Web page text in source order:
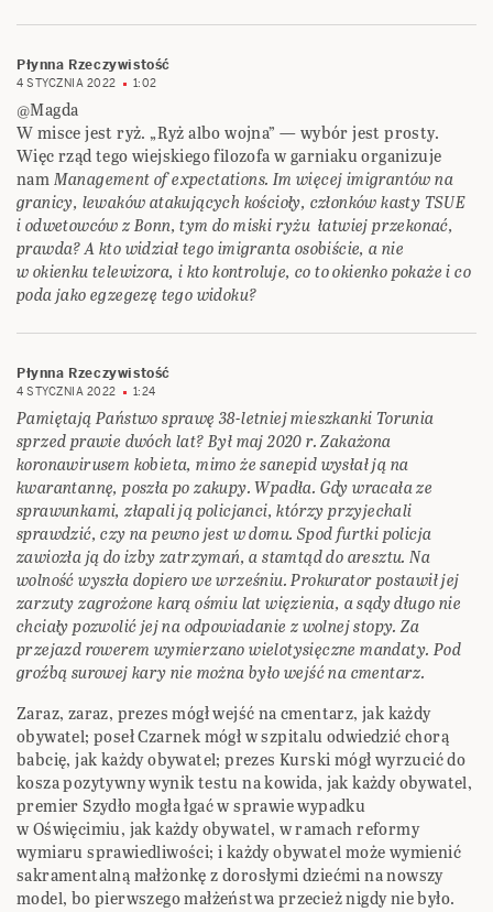
Płynna Rzeczywistość
4 STYCZNIA 2022 1:02
@Magda
W misce jest ryż. „Ryż albo wojna” — wybór jest prosty.
Więc rząd tego wiejskiego filozofa w garniaku organizuje
namManagement of expectations. Im więcej imigrantów na
granicy, lewaków atakujących kościoły, członków kasty TSUE
i odwetowców z Bonn, tym do miski ryżu łatwiej przekonać,
prawda? A kto widział tego imigranta osobiście, a nie
w okienku telewizora, i kto kontroluje, co to okienko pokaże i co
poda jako egzegezę tego widoku?
Płynna Rzeczywistość
4 STYCZNIA 2022 1:24
Pamiętają Państwo sprawę 38-letniej mieszkanki Torunia
sprzed prawie dwóch lat? Był maj 2020 r. Zakażona
koronawirusem kobieta, mimo że sanepid wysłał ją na
kwarantannę, poszła po zakupy. Wpadła. Gdy wracała ze
sprawunkami, złapali ją policjanci, którzy przyjechali
sprawdzić, czy na pewno jest w domu. Spod furtki policja
zawiozła ją do izby zatrzymań, a stamtąd do aresztu. Na
wolność wyszła dopiero we wrześniu. Prokurator postawił jej
zarzuty zagrożone karą ośmiu lat więzienia, a sądy długo nie
chciały pozwolić jej na odpowiadanie z wolnej stopy. Za
przejazd rowerem wymierzano wielotysięczne mandaty. Pod
groźbą surowej kary nie można było wejść na cmentarz.
Zaraz, zaraz, prezes mógł wejść na cmentarz, jak każdy
obywatel; poseł Czarnek mógł w szpitalu odwiedzić chorą
babcię, jak każdy obywatel; prezes Kurski mógł wyrzucić do
kosza pozytywny wynik testu na kowida, jak każdy obywatel,
premier Szydło mogła łgać w sprawie wypadku
w Oświęcimiu, jak każdy obywatel, w ramach reformy
wymiaru sprawiedliwości; i każdy obywatel może wymienić
sakramentalną małżonkę z dorosłymi dziećmi na nowszy
model, bo pierwszego małżeństwa przecież nigdy nie było.